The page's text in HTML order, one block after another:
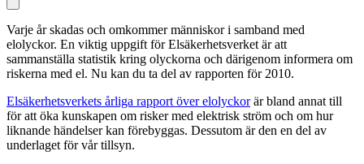
Varje år skadas och omkommer människor i samband med
elolyckor. En viktig uppgift för Elsäkerhetsverket är att
sammanställa statistik kring olyckorna och därigenom informera om
riskerna med el. Nu kan du ta del av rapporten för 2010.
Elsäkerhetsverkets årliga rapport över elolyckorär bland annat till
för att öka kunskapen om risker med elektrisk ström och om hur
liknande händelser kan förebyggas. Dessutom är den en del av
underlaget för vår tillsyn.